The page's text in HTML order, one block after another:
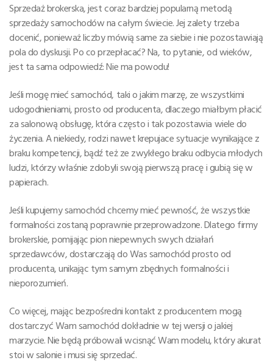
Sprzedaż brokerska, jest coraz bardziej popularną metodą
sprzedaży samochodów na całym świecie. Jej zalety trzeba
docenić, ponieważ liczby mówią same za siebie i nie pozostawiają
pola do dyskusji. Po co przepłacać? Na, to pytanie, od wieków,
jest ta sama odpowiedź: Nie ma powodu!
Jeśli mogę mieć samochód, taki o jakim marzę, ze wszystkimi
udogodnieniami, prosto od producenta, dlaczego miałbym płacić
za salonową obsługę, która często i tak pozostawia wiele do
życzenia. A niekiedy, rodzi nawet krepujace sytuacje wynikające z
braku kompetencji, bądź też ze zwykłego braku odbycia młodych
ludzi, którzy właśnie zdobyli swoją pierwszą pracę i gubią się w
papierach.
Jeśli kupujemy samochód chcemy mieć pewność, że wszystkie
formalności zostaną poprawnie przeprowadzone. Dlatego firmy
brokerskie, pomijając pion niepewnych swych działań
sprzedawców, dostarczają do Was samochód prosto od
producenta, unikając tym samym zbędnych formalności i
nieporozumień.
Co więcej, mając bezpośredni kontakt z producentem mogą
dostarczyć Wam samochód dokładnie w tej wersji o jakiej
marzycie. Nie będą próbowali wcisnąć Wam modelu, który akurat
stoi w salonie i musi się sprzedać.